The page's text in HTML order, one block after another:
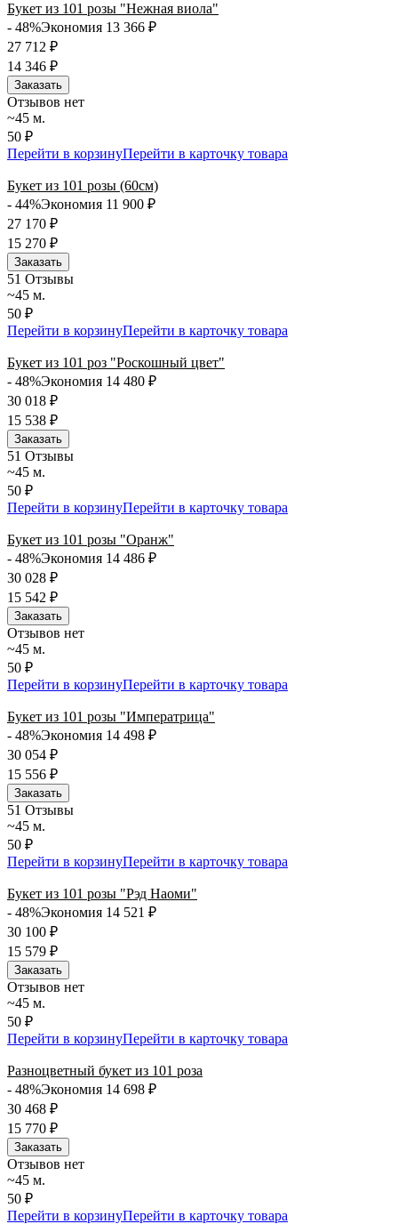
Букет из 101 розы "Нежная виола"
- 48%Экономия 13 366 ₽
27 712 ₽
14 346 ₽
Заказать
Отзывов нет
~45 м.
50 ₽
Перейти в корзинуПерейти в карточку товара
Букет из 101 розы (60см)
- 44%Экономия 11 900 ₽
27 170 ₽
15 270 ₽
Заказать
51 Отзывы
~45 м.
50 ₽
Перейти в корзинуПерейти в карточку товара
Букет из 101 роз "Роскошный цвет"
- 48%Экономия 14 480 ₽
30 018 ₽
15 538 ₽
Заказать
51 Отзывы
~45 м.
50 ₽
Перейти в корзинуПерейти в карточку товара
Букет из 101 розы "Оранж"
- 48%Экономия 14 486 ₽
30 028 ₽
15 542 ₽
Заказать
Отзывов нет
~45 м.
50 ₽
Перейти в корзинуПерейти в карточку товара
Букет из 101 розы "Императрица"
- 48%Экономия 14 498 ₽
30 054 ₽
15 556 ₽
Заказать
51 Отзывы
~45 м.
50 ₽
Перейти в корзинуПерейти в карточку товара
Букет из 101 розы "Рэд Наоми"
- 48%Экономия 14 521 ₽
30 100 ₽
15 579 ₽
Заказать
Отзывов нет
~45 м.
50 ₽
Перейти в корзинуПерейти в карточку товара
Разноцветный букет из 101 роза
- 48%Экономия 14 698 ₽
30 468 ₽
15 770 ₽
Заказать
Отзывов нет
~45 м.
50 ₽
Перейти в корзинуПерейти в карточку товара